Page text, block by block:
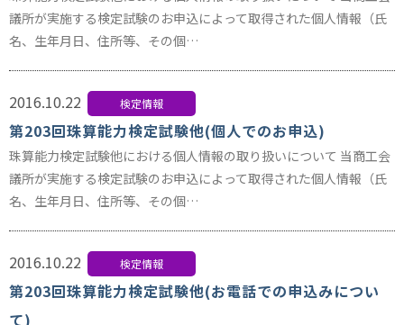
議所が実施する検定試験のお申込によって取得された個人情報（氏
名、生年月日、住所等、その個…
2016.10.22 検定情報
第203回珠算能力検定試験他(個人でのお申込)
珠算能力検定試験他における個人情報の取り扱いについて 当商工会
議所が実施する検定試験のお申込によって取得された個人情報（氏
名、生年月日、住所等、その個…
2016.10.22 検定情報
第203回珠算能力検定試験他(お電話での申込みについ
て)